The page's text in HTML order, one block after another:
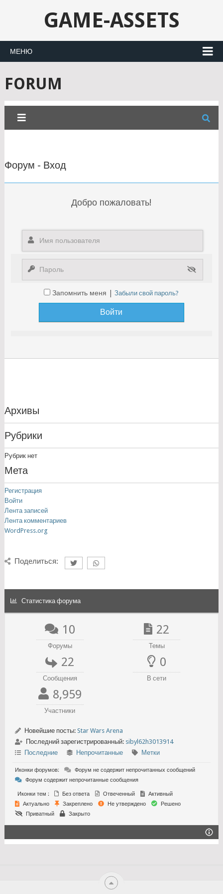
GAME-ASSETS
МЕНЮ
FORUM
Форум - Вход
Добро пожаловать!
Запомнить меня |Забыли свой пароль?
Архивы
Рубрики
Рубрик нет
Мета
Регистрация
Войти
Лента записей
Лента комментариев
WordPress.org
Поделиться:
Статистика форума
10
Форумы
22
Темы
22
Сообщения
0
В сети
8,959
Участники
Новейшие посты: Star Wars Arena
Последний зарегистрированный: sibyl62h3013914
Последние
Непрочитанные Метки
Иконки форумов:
Форум не содержит непрочитанных сообщений
Форум содержит непрочитанные сообщения
Иконки тем : Без ответа Отвеченный
Активный
Актуально
Закреплено Не утверждено
Решено
Приватный
Закрыто